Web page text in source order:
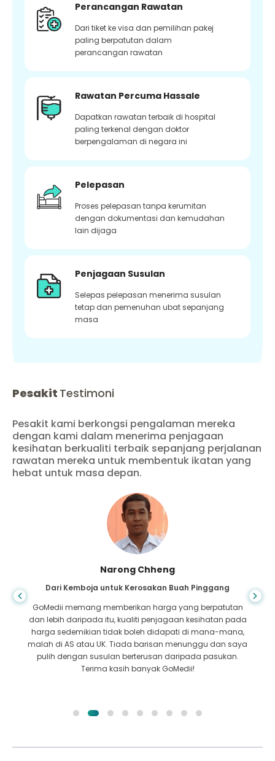
Perancangan Rawatan
Dari tiket ke visa dan pemilihan pakej
paling berpatutan dalam
perancangan rawatan
Rawatan Percuma Hassale
Dapatkan rawatan terbaik di hospital
paling terkenal dengan doktor
berpengalaman di negara ini
Pelepasan
Proses pelepasan tanpa kerumitan
dengan dokumentasi dan kemudahan
lain dijaga
Penjagaan Susulan
Selepas pelepasan menerima susulan
tetap dan pemenuhan ubat sepanjang
masa
Pesakit Testimoni
Pesakit kami berkongsi pengalaman mereka
dengan kami dalam menerima penjagaan
kesihatan berkualiti terbaik sepanjang perjalanan
rawatan mereka untuk membentuk ikatan yang
hebat untuk masa depan.
Shandha Das
Dari Bangladesh untuk Gastroenterologi
Saya telah berterima kasih kepada anak saya dan
pasukan cemerlang GoMedii yang membantu saya
dalam perjalanan saya dari Bangladesh ke India untuk
mendapatkan rawatan. Kami membuat pilihan yang tepat
dalam memilih GoMedii. Mereka walaupun selepas
rawatan mengekalkan ikatan yang baik dengan kami